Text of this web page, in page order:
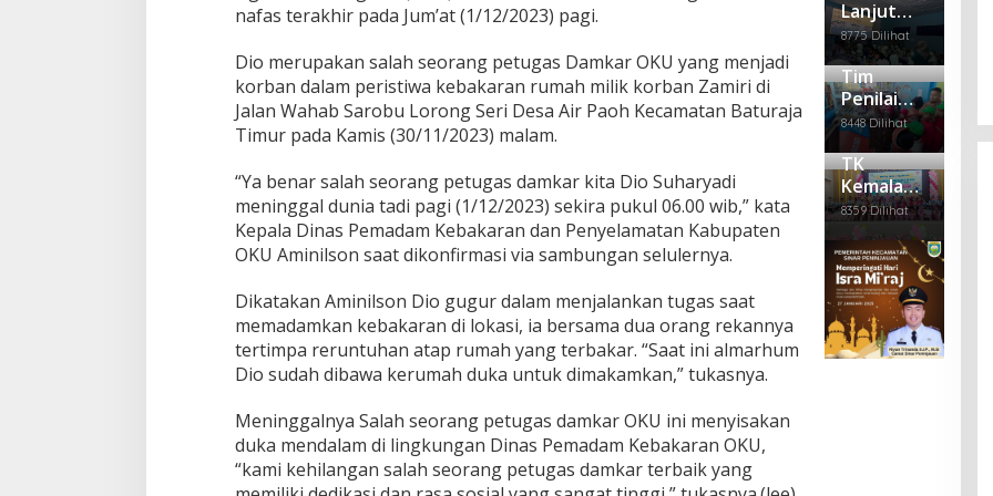
nafas terakhir pada Jum’at (1/12/2023) pagi.
Dio merupakan salah seorang petugas Damkar OKU yang menjadi
korban dalam peristiwa kebakaran rumah milik korban Zamiri di
Jalan Wahab Sarobu Lorong Seri Desa Air Paoh Kecamatan Baturaja
Timur pada Kamis (30/11/2023) malam.
“Ya benar salah seorang petugas damkar kita Dio Suharyadi
meninggal dunia tadi pagi (1/12/2023) sekira pukul 06.00 wib,” kata
Kepala Dinas Pemadam Kebakaran dan Penyelamatan Kabupaten
OKU Aminilson saat dikonfirmasi via sambungan selulernya.
Dikatakan Aminilson Dio gugur dalam menjalankan tugas saat
memadamkan kebakaran di lokasi, ia bersama dua orang rekannya
tertimpa reruntuhan atap rumah yang terbakar. “Saat ini almarhum
Dio sudah dibawa kerumah duka untuk dimakamkan,” tukasnya.
Meninggalnya Salah seorang petugas damkar OKU ini menyisakan
duka mendalam di lingkungan Dinas Pemadam Kebakaran OKU,
“kami kehilangan salah seorang petugas damkar terbaik yang
mse
l
Nya
mbi
Bag
i –
Bag
i
Pak
et
Se
mb
ako
ar
Sen
am
Seh
at
mai
di
Heb
ohk
an
Pen
em
uan
Ma
yat
Ter
gan
tun
g
es
OKU
Lak
uka
n
Pen
gga
lan
gan
Kep
ada
Nar
api
dan
a
Rut
Lanjut
MOu, SDN
11 dan
Puskesm
as
Kemalaraj
a Gelar
Pembinaa
n
8775 Dilihat
Tim
Penilai
Adiwiyata
Tingkat
Mandiri
Ke SDN
11 OKU
8448 Dilihat
TK
Kemala
Bhayangk
ari 15
OKU
Adakan
Pentas
Seni dan
Pelepasa
n Siswa
8359 Dilihat
Empat Anggota PWI Sumsel
Dipecat, Satu Mengundurkan Diri
Di Berita Daerah, Politik | Februari 28, 2025